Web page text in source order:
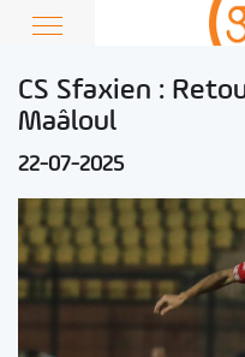
CS Sfaxien :
Maâloul
22-07-2025